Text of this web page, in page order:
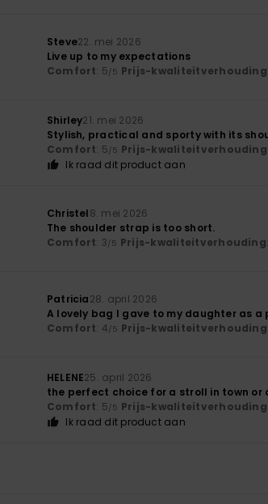
Steve22. mei 2026
Live up to my expectations
Comfort: 5/5 Prijs-kwaliteitverhouding
Shirley21. mei 2026
Stylish, practical and sporty with its
Comfort: 5/5 Prijs-kwaliteitverhouding
Ik raad dit product aan
Christel8. mei 2026
The shoulder strap is too short.
Comfort: 3/5 Prijs-kwaliteitverhouding
Patricia28. april 2026
A lovely bag I gave to my daughter as a
Comfort: 4/5 Prijs-kwaliteitverhouding
HELENE25. april 2026
the perfect choice for a stroll in town or
Comfort: 5/5 Prijs-kwaliteitverhouding
Ik raad dit product aan